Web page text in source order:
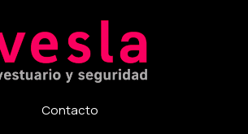
Contacto